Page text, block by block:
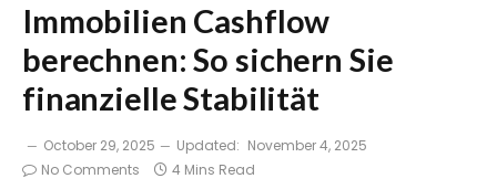
Immobilien Cashflow
berechnen: So sichern Sie
finanzielle Stabilität
October 29, 2025 Updated: November 4, 2025
No Comments
4 Mins Read